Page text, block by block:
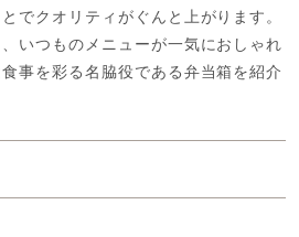
でクオリティがぐんと上がります。
いつものメニューが一気におしゃれ
事を彩る名脇役である弁当箱を紹介
器から！弁当箱にもこだわりを